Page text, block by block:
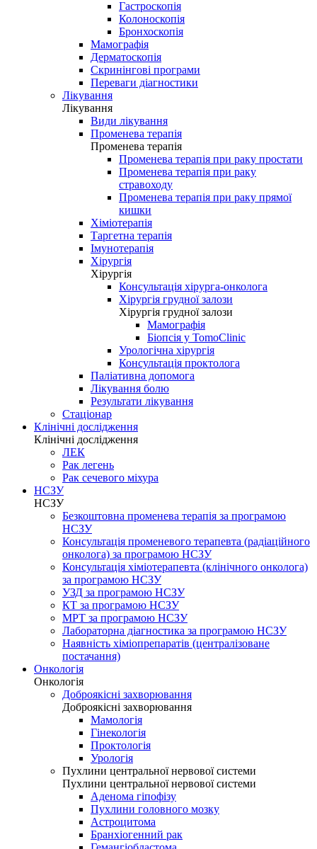
Гастроскопія
Колоноскопія
Бронхоскопія
Мамографія
Дерматоскопія
Скринінгові програми
Переваги діагностики
Лікування
Лікування
Види лікування
Променева терапія
Променева терапія
Променева терапія при раку простати
Променева терапія при раку
стравоходу
Променева терапія при раку прямої
кишки
Хіміотерапія
Таргетна терапія
Імунотерапія
Хірургія
Хірургія
Консультація хірурга-онколога
Хірургія грудної залози
Хірургія грудної залози
Мамографія
Біопсія у TomoClinic
Урологічна хірургія
Консультація проктолога
Паліативна допомога
Лікування болю
Результати лікування
Стаціонар
Клінічні дослідження
Клінічні дослідження
ЛЕК
Рак легень
Рак сечевого міхура
НСЗУ
НСЗУ
Безкоштовна променева терапія за програмою
НСЗУ
Консультація променевого терапевта (радіаційного
онколога) за програмою НСЗУ
Консультація хіміотерапевта (клінічного онколога)
за програмою НСЗУ
УЗД за програмою НСЗУ
КТ за програмою НСЗУ
МРТ за програмою НСЗУ
Лабораторна діагностика за програмою НСЗУ
Наявність хіміопрепаратів (централізоване
постачання)
Онкологія
Онкологія
Доброякісні захворювання
Доброякісні захворювання
Мамологія
Гінекологія
Проктологія
Урологія
Пухлини центральної нервової системи
Пухлини центральної нервової системи
Аденома гіпофізу
Пухлини головного мозку
Астроцитома
Бранхіогенний рак